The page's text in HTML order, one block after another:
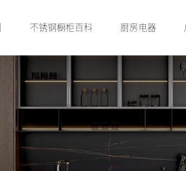
不锈钢橱柜百科 厨房电器